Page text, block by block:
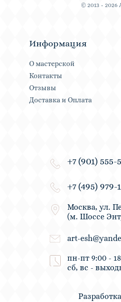
© 2013 - 2026
Информация
О мастерской
Контакты
Отзывы
Доставка и Оплата
+7 (901) 555-
+7 (495) 979-
Москва, ул.
(м. Шоссе
art-
пн-пт 9:00 -
сб, вс -